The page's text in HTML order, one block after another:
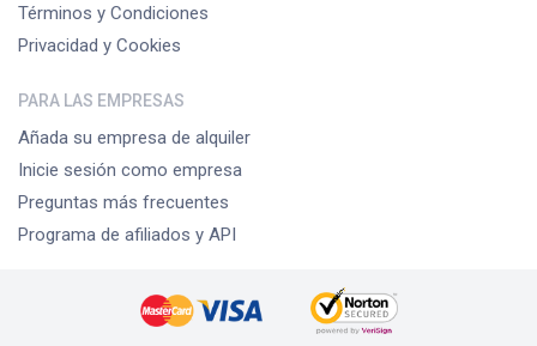
Términos y Condiciones
Privacidad y Cookies
PARA LAS EMPRESAS
Añada su empresa de alquiler
Inicie sesión como empresa
Preguntas más frecuentes
Programa de afiliados y API